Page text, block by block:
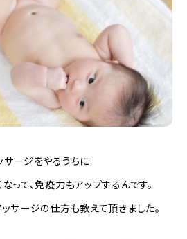
サージをやるうちに
って、免疫力もアップするんです。
サージの仕方も教えて頂きました。